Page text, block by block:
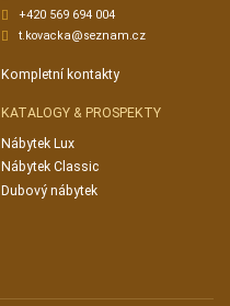
+420 569 694 004
t.kovacka@seznam.cz
Kompletní kontakty
KATALOGY & PROSPEKTY
Nábytek Lux
Nábytek Classic
Dubový nábytek